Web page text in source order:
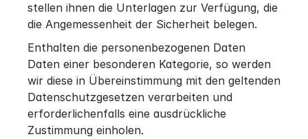
stellen ihnen die Unterlagen zur Verfügung, die
die Angemessenheit der Sicherheit belegen.
Enthalten die personenbezogenen Daten
Daten einer besonderen Kategorie, so werden
wir diese in Übereinstimmung mit den geltenden
Datenschutzgesetzen verarbeiten und
erforderlichenfalls eine ausdrückliche
Zustimmung einholen.